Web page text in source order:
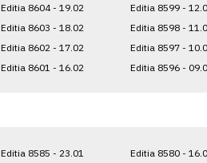
Editia 8604 - 19.02
Editia 8603 - 18.02
Editia 8602 - 17.02
Editia 8601 - 16.02
Editia 8599 -
Editia 8598 -
Editia 8597 -
Editia 8596 -
Editia 8585 - 23.01
Editia 8580 -